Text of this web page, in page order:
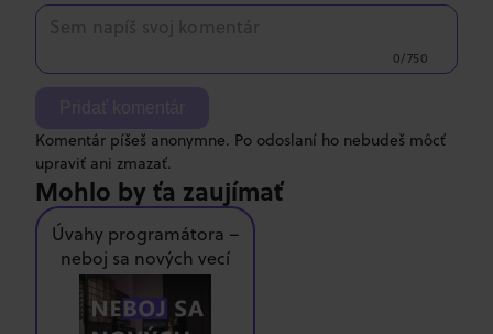
0/750
Komentár píšeš anonymne. Po odoslaní ho nebudeš môcť
upraviť ani zmazať.
Mohlo by ťa zaujímať
Úvahy programátora –
neboj sa nových vecí